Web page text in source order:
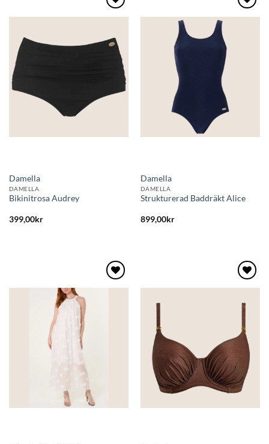
till i
önskelistan
Damella
DAMELLA
Bikinitrosa Audrey
399,00kr
önskelistan
Damella
DAMELLA
Strukturerad Baddräkt Alice
899,00kr
önskelistan